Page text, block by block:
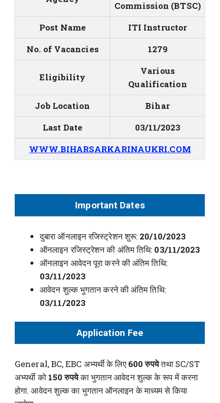
Commission (BTSC)
Post Name
ITI Instructor
No. of Vacancies
1279
Eligibility
Various
Qualification
Job Location
Bihar
Last Date
03/11/2023
WWW.BIHARSARKARINAUKRI.COM
Important Dates
दुबारा ऑनलाइन रजिस्ट्रेशन शुरू: 20/10/2023
ऑनलाइन रजिस्ट्रेशन की अंतिम तिथि: 03/11/2023
ऑनलाइन आवेदन पूरा करने की अंतिम तिथि:
03/11/2023
आवेदन शुल्क भुगतान करने की अंतिम तिथि:
03/11/2023
Application Fee
General, BC, EBC अभ्यर्थी के लिए600 रुपयेतथा SC/ST
अभ्यर्थी को 150 रुपयेका भुगतान आवेदन शुल्क के रूप में करना
होगा. आवेदन शुल्क का भुगतान ऑनलाइन के माध्यम से किया